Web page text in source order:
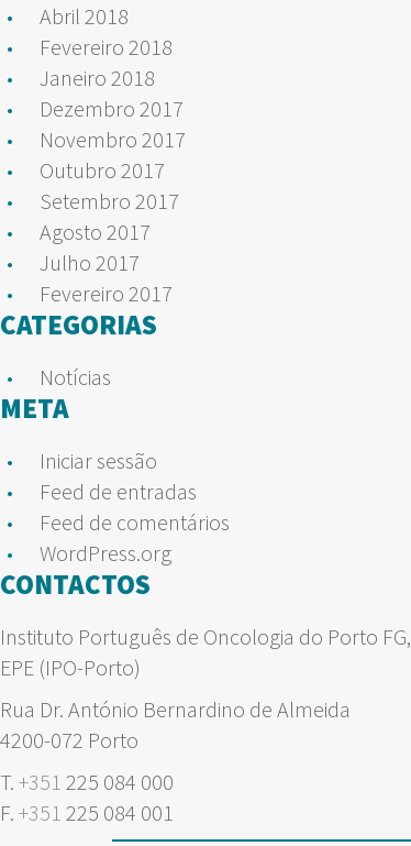
Abril 2018
Fevereiro 2018
Janeiro 2018
Dezembro 2017
Novembro 2017
Outubro 2017
Setembro 2017
Agosto 2017
Julho 2017
Fevereiro 2017
CATEGORIAS
Notícias
META
Iniciar sessão
Feed de entradas
Feed de comentários
WordPress.org
CONTACTOS
Instituto Português de Oncologia do Porto FG,
EPE (IPO-Porto)
Rua Dr. António Bernardino de Almeida
4200-072 Porto
T. +351 225 084 000
F. +351 225 084 001